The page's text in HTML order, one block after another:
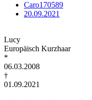
Caro170589
20.09.2021
Lucy
Europäisch Kurzhaar
*
06.03.2008
†
01.09.2021